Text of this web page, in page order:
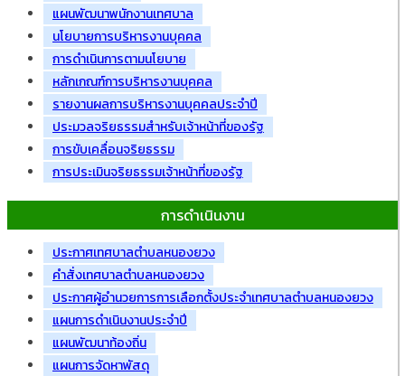
แผนพัฒนาพนักงานเทศบาล
นโยบายการบริหารงานบุคคล
การดำเนินการตามนโยบาย
หลักเกณฑ์การบริหารงานบุคคล
รายงานผลการบริหารงานบุคคลประจำปี
ประมวลจริยธรรมสำหรับเจ้าหน้าที่ของรัฐ
การขับเคลื่อนจริยธรรม
การประเมินจริยธรรมเจ้าหน้าที่ของรัฐ
การดำเนินงาน
ประกาศเทศบาลตำบลหนองยวง
คำสั่งเทศบาลตำบลหนองยวง
ประกาศผู้อำนวยการการเลือกตั้งประจำเทศบาลตำบลหนองยวง
แผนการดำเนินงานประจำปี
แผนพัฒนาท้องถิ่น
แผนการจัดหาพัสดุ